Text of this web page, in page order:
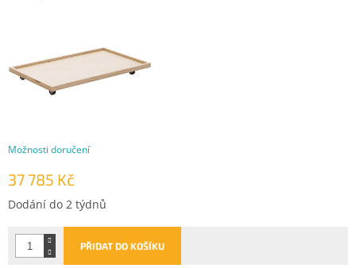
37 785 Kč
Měrná
Dodání do 2 týdnů
Možnosti doručení
PŘIDAT DO KOŠÍKU